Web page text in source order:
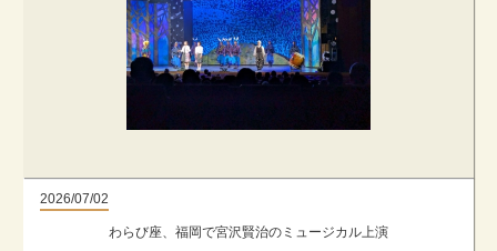
2026/07/02
わらび座、福岡で宮沢賢治のミュージカル上演